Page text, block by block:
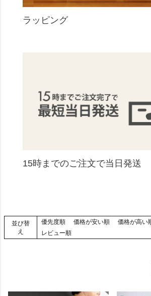
ラッピング
15時までのご注文で当日発送
並び替
え
優先度順 価格が安い順 価格が高い
レビュー順